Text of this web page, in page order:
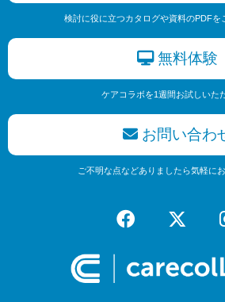
検討に役に立つカタログや資料のPDFを
無料体験
ケアコラボを1週間お試しいた
お問い合わ
ご不明な点などありましたら気軽に